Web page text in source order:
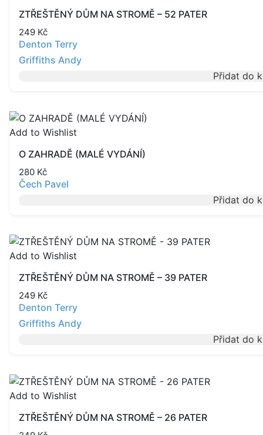
ZTŘEŠTĚNÝ DŮM NA STROMĚ – 52 PATER
249 Kč
Denton Terry
Griffiths Andy
Přidat do
Add to Wishlist
O ZAHRADĚ (MALÉ VYDÁNÍ)
280 Kč
Čech Pavel
Přidat do
Add to Wishlist
ZTŘEŠTĚNÝ DŮM NA STROMĚ – 39 PATER
249 Kč
Denton Terry
Griffiths Andy
Přidat do
Add to Wishlist
ZTŘEŠTĚNÝ DŮM NA STROMĚ – 26 PATER